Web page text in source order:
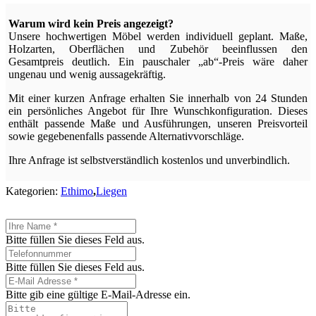
Warum wird kein Preis angezeigt?
Unsere hochwertigen Möbel werden individuell geplant. Maße,
Holzarten, Oberflächen und Zubehör beeinflussen den
Gesamtpreis deutlich. Ein pauschaler „ab“-Preis wäre daher
ungenau und wenig aussagekräftig.
Mit einer kurzen Anfrage erhalten Sie innerhalb von 24 Stunden
ein persönliches Angebot für Ihre Wunschkonfiguration. Dieses
enthält passende Maße und Ausführungen, unseren Preisvorteil
sowie gegebenenfalls passende Alternativvorschläge.
Ihre Anfrage ist selbstverständlich kostenlos und unverbindlich.
Kategorien: Ethimo,Liegen
Bitte füllen Sie dieses Feld aus.
Bitte füllen Sie dieses Feld aus.
Bitte gib eine gültige E-Mail-Adresse ein.